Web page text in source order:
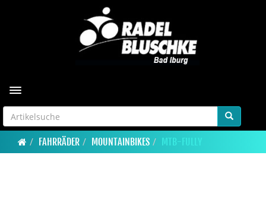
Toggle navigation
FAHRRÄDER MOUNTAINBIKES MTB-FULLY